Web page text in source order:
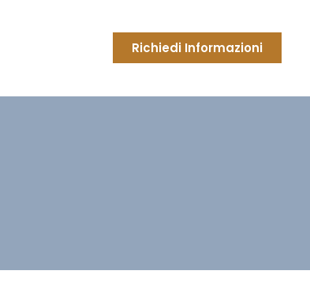
Richiedi Informazioni